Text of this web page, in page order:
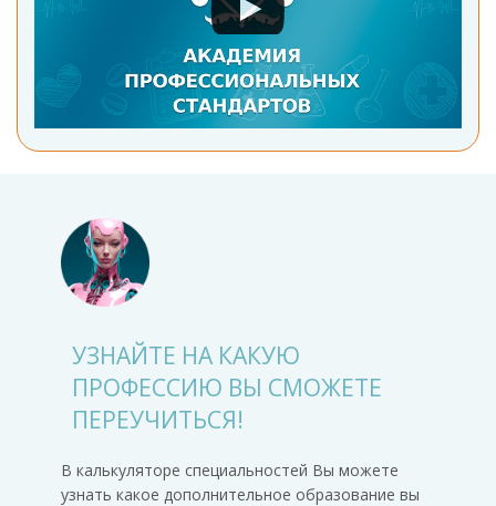
УЗНАЙТЕ НА КАКУЮ
ПРОФЕССИЮ ВЫ СМОЖЕТЕ
ПЕРЕУЧИТЬСЯ!
В калькуляторе специальностей Вы можете
узнать какое дополнительное образование вы